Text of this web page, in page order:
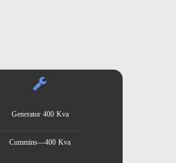
Generator 400 Kva
Cummins—400 Kva